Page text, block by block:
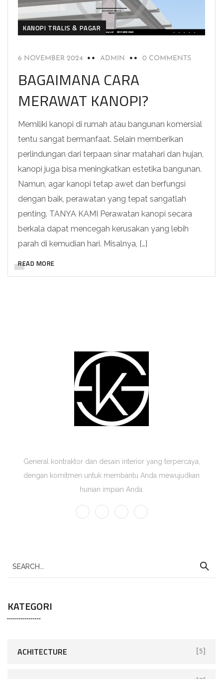
KANOPI TRALIS & PAGAR
6 NOVEMBER 2024 ADMIN 0 COMMENTS
BAGAIMANA CARA
MERAWAT KANOPI?
Memiliki kanopi di rumah atau bangunan komersial
tentu sangat bermanfaat. Selain memberikan
perlindungan dari terpaan sinar matahari dan hujan,
kanopi juga bisa meningkatkan estetika bangunan.
Namun, agar kanopi tetap awet dan berfungsi
dengan baik, perawatan yang tepat sangatlah
penting. TANYA KAMI Perawatan kanopi secara
berkala dapat mencegah kerusakan yang lebih
parah di kemudian hari. Misalnya, […]
READ MORE
General kontraktor dan desain interior yang terpercaya,
dengan komitmen untuk membantu Anda mewujudkan
hunian impian Anda.
KATEGORI
ACHITECTURE [5]